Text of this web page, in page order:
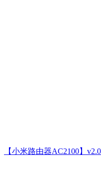
【小米路由器AC2100】